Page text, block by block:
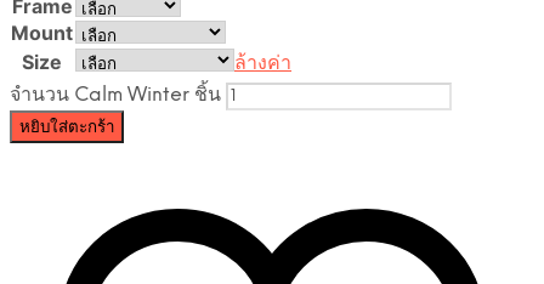
Frame
Mount
Size
ล้างค่า
จำนวน Calm Winter ชิ้น
หยิบใส่ตะกร้า